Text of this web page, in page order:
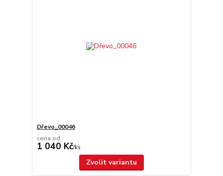
Dřevo_00046
cena od
1 040 Kč/ks
Zvolit variantu